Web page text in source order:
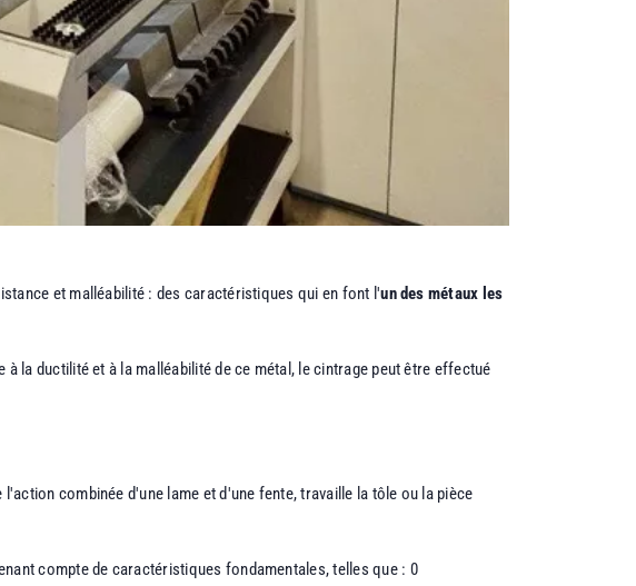
et malléabilité : des caractéristiques qui en font l'un des métaux les
à la ductilité et à la malléabilité de ce métal, le cintrage peut être effectué
l'action combinée d'une lame et d'une fente, travaille la tôle ou la pièce
compte de caractéristiques fondamentales, telles que : 0